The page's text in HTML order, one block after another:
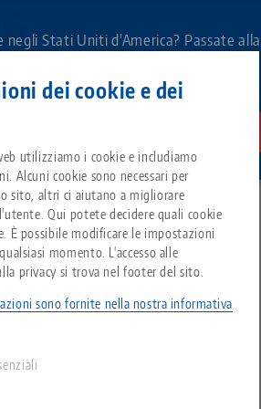
dei cookie e dei
utilizziamo i cookie e includiamo
Alcuni cookie sono necessari per
sito, altri ci aiutano a migliorare
Qui potete decidere quali cookie
È possibile modificare le impostazioni
momento. L'accesso alle
privacy si trova nel footer del sito.
sono fornite nella nostra informativa
Stati Uniti d'America? Passate alla
Paese.
Tutto da un'unica fonte
Sistema di serraggio a punto
Sistemi di staffaggio
Gruppo di prodotti
Tipi di prodotto
Panoramica dei prodotti
Informazioni su LANG
Filosofia
Innovazioni
Download
FAQ
Richiesta catalogo
Blog
Notizie
Eventi
trovato alcun risultato.
iscritto alla
di conferma al vostro indirizzo di
di controllare la cartella spam e